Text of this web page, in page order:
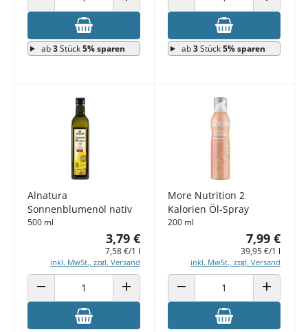
ANZAHL VERRINGERN ANZAHL ERHÖHEN
ab3Stück5% sparen
ANZAHL VERRINGERN ANZAHL
ab3Stück5% sparen
Alnatura
Sonnenblumenöl nativ
500 ml
3,79 €
7,58 €/1 l
inkl. MwSt., zzgl. Versand
ANZAHL VERRINGERN ANZAHL ERHÖHEN
More Nutrition 2
Kalorien Öl-Spray
200 ml
7,99 €
39,95 €/1 l
inkl. MwSt., zzgl. Versand
ANZAHL VERRINGERN ANZAHL